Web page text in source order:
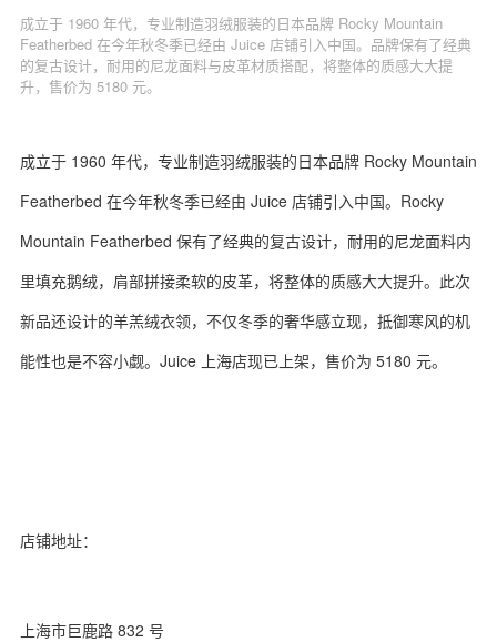
成立于 1960 年代，专业制造羽绒服装的日本品牌 Rocky Mountain
Featherbed 在今年秋冬季已经由 Juice 店铺引入中国。品牌保有了经典
的复古设计，耐用的尼龙面料与皮革材质搭配，将整体的质感大大提
升，售价为 5180 元。
成立于 1960 年代，专业制造羽绒服装的日本品牌 Rocky Mountain
Featherbed 在今年秋冬季已经由 Juice 店铺引入中国。Rocky
Mountain Featherbed 保有了经典的复古设计，耐用的尼龙面料内
里填充鹅绒，肩部拼接柔软的皮革，将整体的质感大大提升。此次
新品还设计的羊羔绒衣领，不仅冬季的奢华感立现，抵御寒风的机
能性也是不容小觑。Juice 上海店现已上架，售价为 5180 元。
店铺地址：
上海市巨鹿路 832 号